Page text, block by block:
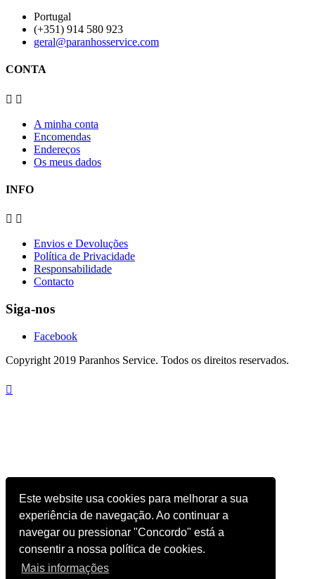
Este website usa cookies para melhorar a sua
experiência de navegação. Ao continuar a
navegar ou pressionar "Concordo" está a
consentir a nossa política de cookies.
Mais informações
Portugal
(+351) 914 580 923
geral@paranhosservice.com
CONTA
 
A minha conta
Encomendas
Endereços
Os meus dados
INFO
 
Envios e Devoluções
Política de Privacidade
Responsabilidade
Contacto
Siga-nos
Facebook
Copyright 2019 Paranhos Service. Todos os direitos reservados.
